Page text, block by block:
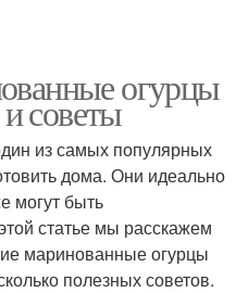
огурцы
советы
из самых популярных
дома. Они идеально
могут быть
статье мы расскажем
маринованные огурцы
полезных советов.